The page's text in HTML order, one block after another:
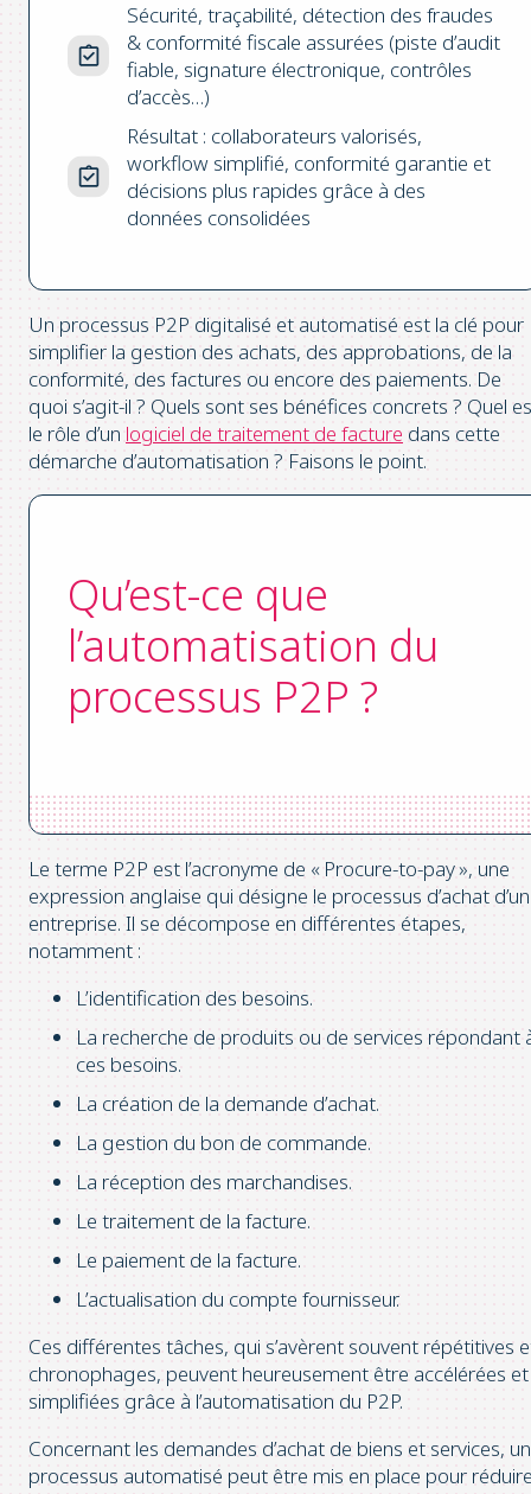
Sécurité, traçabilité, détection des fraudes
& conformité fiscale assurées (piste d’audit
fiable, signature électronique, contrôles
d’accès…)
Résultat : collaborateurs valorisés,
workflow simplifié, conformité garantie et
décisions plus rapides grâce à des
données consolidées
Un processus P2P digitalisé et automatisé est la clé pour
simplifier la gestion des achats, des approbations, de la
conformité, des factures ou encore des paiements. De
quoi s’agit-il ? Quels sont ses bénéfices concrets ? Quel
le rôle d’un logiciel de traitement de facture dans cette
démarche d’automatisation ? Faisons le point.
Qu’est-ce que
l’automatisation du
processus P2P ?
Le terme P2P est l’acronyme de « Procure-to-pay », une
expression anglaise qui désigne le processus d’achat
entreprise. Il se décompose en différentes étapes,
notamment :
L’identification des besoins.
La recherche de produits ou de services répondant
ces besoins.
La création de la demande d’achat.
La gestion du bon de commande.
La réception des marchandises.
Le traitement de la facture.
Le paiement de la facture.
L’actualisation du compte fournisseur.
Ces différentes tâches, qui s’avèrent souvent répétitives
chronophages, peuvent heureusement être accélérées et
simplifiées grâce à l’automatisation du P2P.
Concernant les demandes d’achat de biens et services, un
processus automatisé peut être mis en place pour